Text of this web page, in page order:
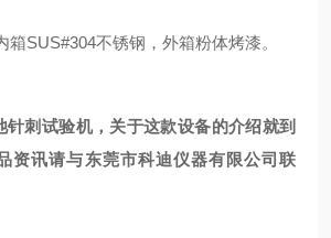
箱SUS#304不锈钢，外箱粉体烤漆。
针刺试验机，关于这款设备的介绍就到
资讯请与东莞市科迪仪器有限公司联